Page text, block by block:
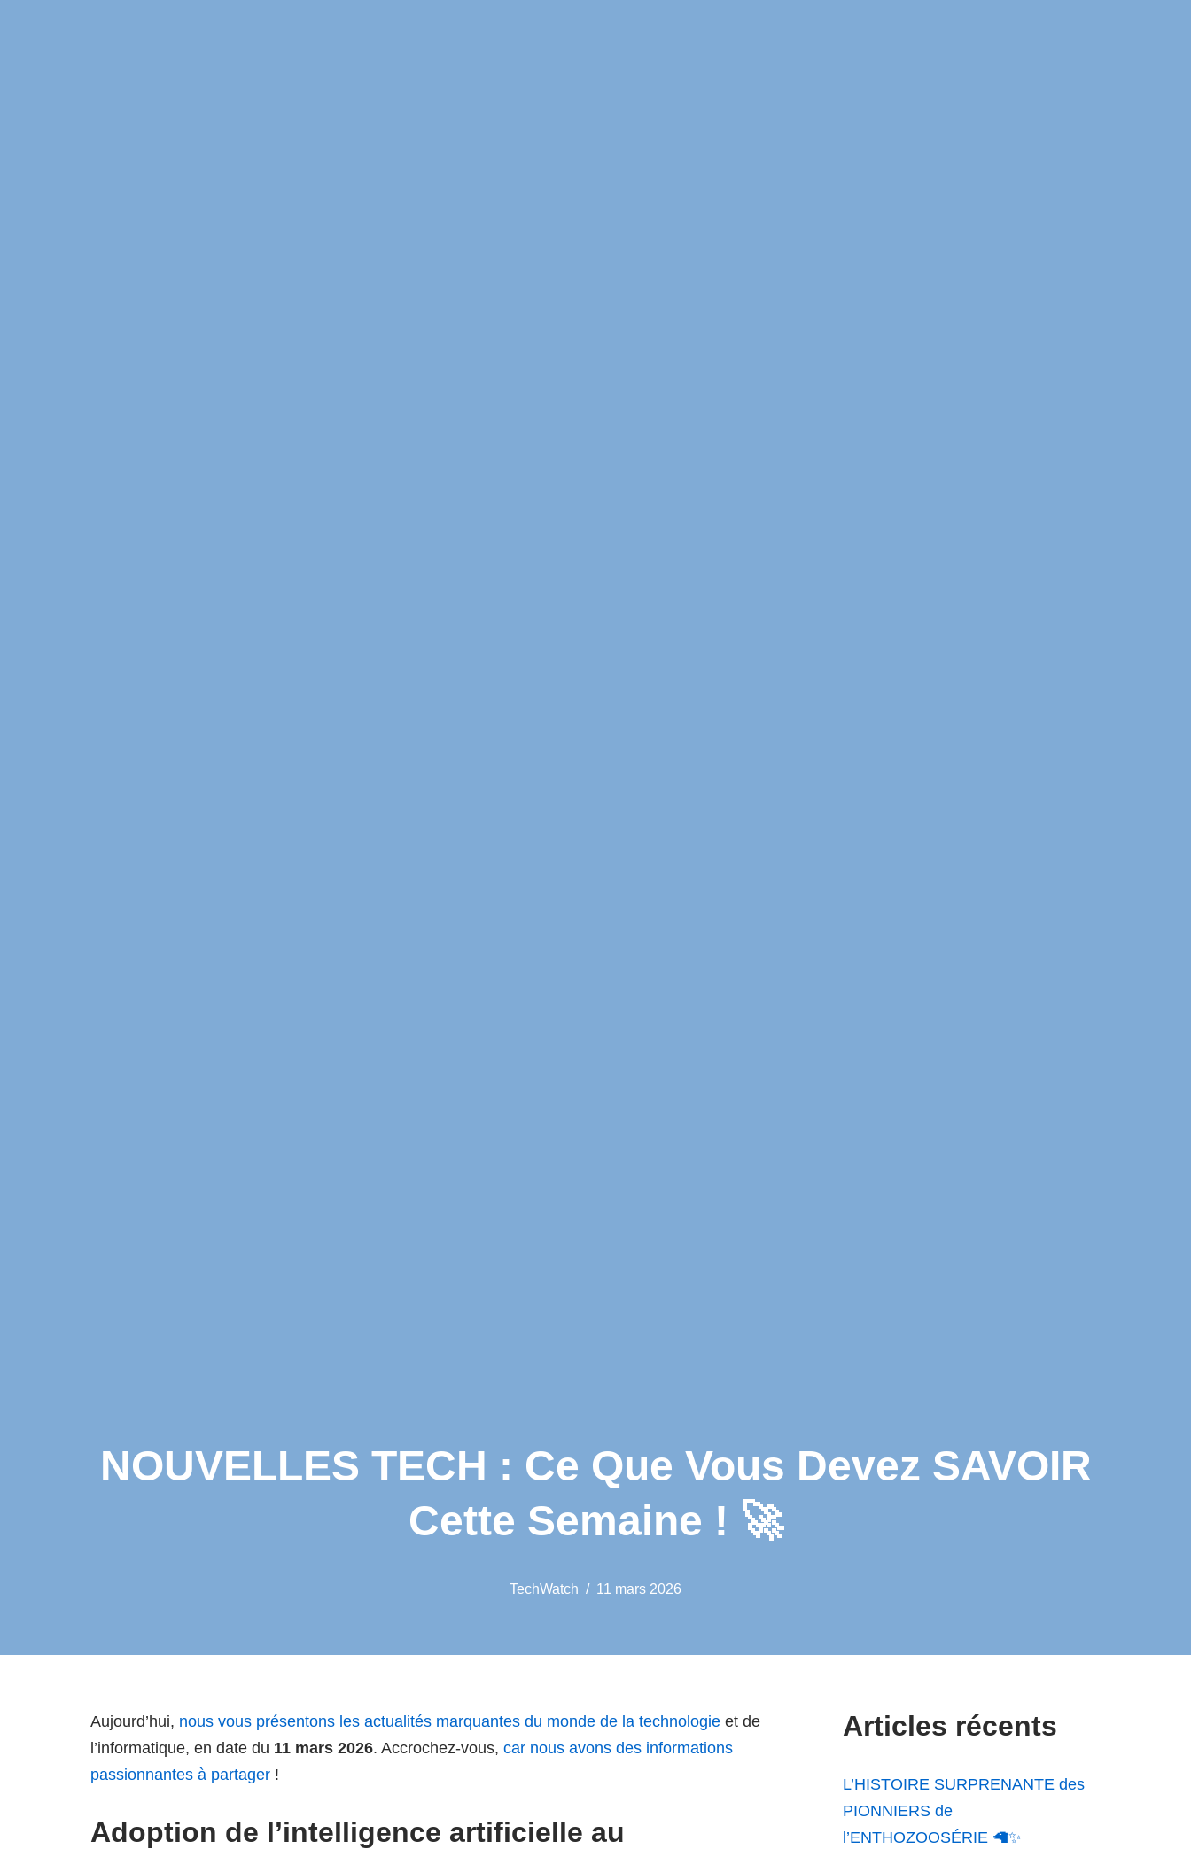
NOUVELLES TECH : Ce Que Vous Devez SAVOIR
Cette Semaine ! 🚀
TechWatch 11 mars 2026
Aujourd’hui, nous vous présentons les actualités marquantes du monde de la technologie et de
l’informatique, en date du 11 mars 2026. Accrochez-vous, car nous avons des informations
passionnantes à partager !
Adoption de l’intelligence artificielle au
Articles récents
L’HISTOIRE SURPRENANTE des
PIONNIERS de
l’ENTHOZOOSÉRIE 🦙✨